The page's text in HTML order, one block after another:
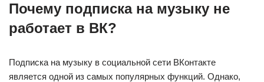
Почему подписка на музыку не
работает в ВК?
Подписка на музыку в социальной сети ВКонтакте
является одной из самых популярных функций. Однако,